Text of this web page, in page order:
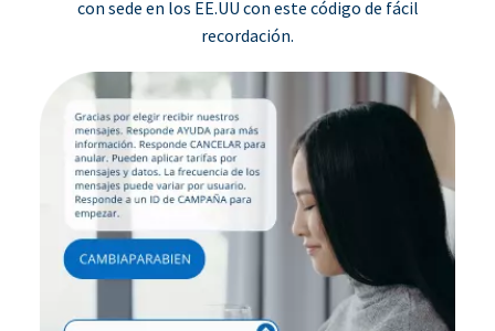
con sede en los EE.UU con este código de fácil
recordación.